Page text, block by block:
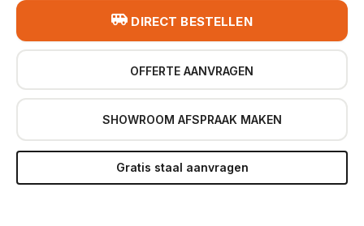
DIRECT BESTELLEN
OFFERTE AANVRAGEN
SHOWROOM AFSPRAAK MAKEN
Gratis staal aanvragen